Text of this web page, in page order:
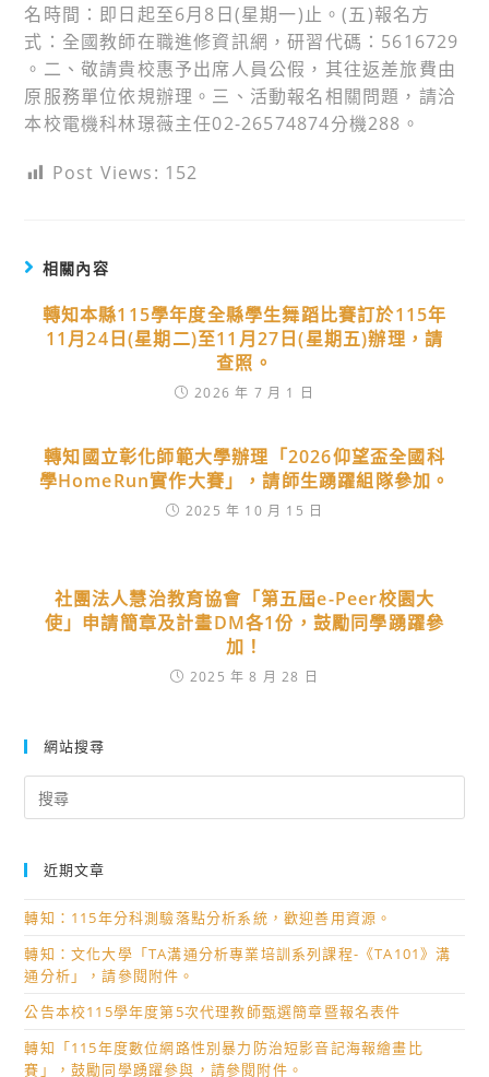
名時間：即日起至6月8日(星期一)止。(五)報名方
式：全國教師在職進修資訊網，研習代碼：5616729
。二、敬請貴校惠予出席人員公假，其往返差旅費由
原服務單位依規辦理。三、活動報名相關問題，請洽
本校電機科林璟薇主任02-26574874分機288。
Post Views: 152
相關內容
轉知本縣115學年度全縣學生舞蹈比賽訂於115年
11月24日(星期二)至11月27日(星期五)辦理，請
查照。
2026 年 7 月 1 日
轉知國立彰化師範大學辦理「2026仰望盃全國科
學HomeRun實作大賽」，請師生踴躍組隊參加。
2025 年 10 月 15 日
社團法人慧治教育協會「第五屆e-Peer校園大
使」申請簡章及計畫DM各1份，鼓勵同學踴躍參
加！
2025 年 8 月 28 日
網站搜尋
for:
近期文章
轉知：115年分科測驗落點分析系統，歡迎善用資源。
轉知：文化大學「TA溝通分析專業培訓系列課程-《TA101》溝
通分析」，請參閱附件。
公告本校115學年度第5次代理教師甄選簡章暨報名表件
轉知「115年度數位網路性別暴力防治短影音記海報繪畫比
賽」，鼓勵同學踴躍參與，請參閱附件。